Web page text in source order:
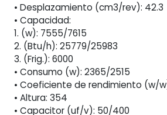
• Desplazamiento (cm3/rev): 42.3
• Capacidad:
1. (w): 7555/7615
2. (Btu/h): 25779/25983
3. (Frig.): 6000
• Consumo (w): 2365/2515
• Coeficiente de rendimiento (w/
• Altura: 354
• Capacitor (uf/v): 50/400